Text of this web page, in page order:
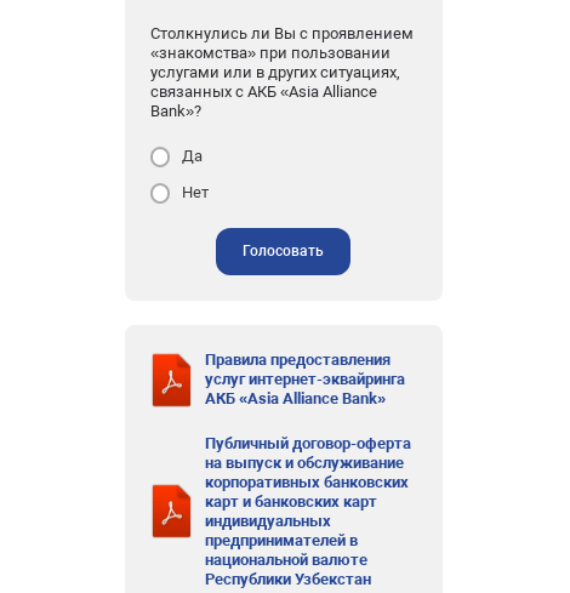
Столкнулись ли Вы с проявлением
«знакомства» при пользовании
услугами или в других ситуациях,
связанных с АКБ «Asia Alliance
Bank»?
Да
Нет
Голосовать
Правила предоставления
услуг интернет-эквайринга
АКБ «Asia Alliance Bank»
Публичный договор-оферта
на выпуск и обслуживание
корпоративных банковских
карт и банковских карт
индивидуальных
предпринимателей в
национальной валюте
Республики Узбекстан